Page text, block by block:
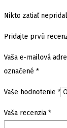
Nikto zatiaľ
Pridajte prvú
Vaša e-mailová
označené *
Vaše hodnotenie *
Vaša recenzia *